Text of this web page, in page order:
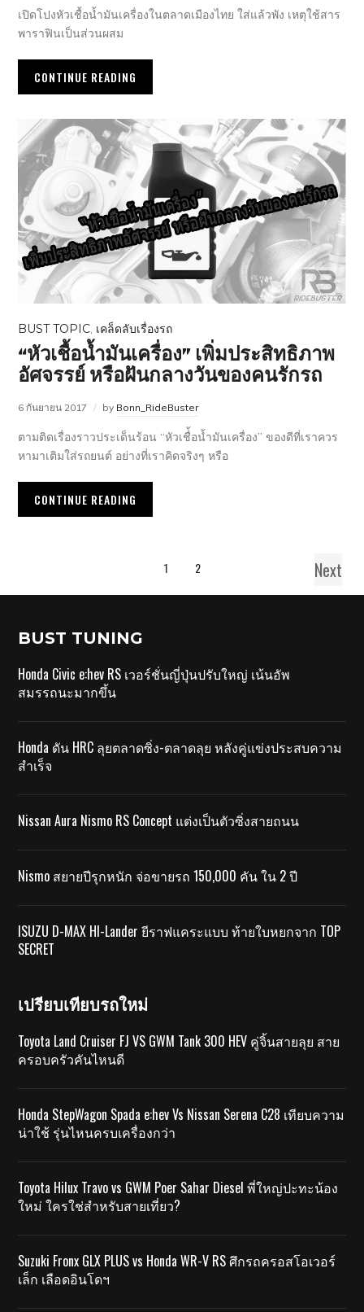
เปิดโปงหัวเชื้อน้ำมันเครื่องในตลาดเมืองไทย ใส่แล้วพัง เหตุใช้สาร
พาราฟินเป็นส่วนผสม
CONTINUE READING
BUST TOPIC, เคล็ดลับเรื่องรถ
“หัวเชื้อน้ำมันเครื่อง” เพิ่มประสิทธิภาพ
อัศจรรย์ หรือฝันกลางวันของคนรักรถ
6 กันยายน 2017 by Bonn_RideBuster
ตามติดเรื่องราวประเด็นร้อน “หัวเชื่้อน้ำมันเครื่อง” ของดีที่เราควร
หามาเติมใส่รถยนต์ อย่างที่เราคิดจริงๆ หรือ
CONTINUE READING
1 2 Next
BUST TUNING
Honda Civic e:hev RS เวอร์ชั่นญี่ปุ่นปรับใหญ่ เน้นอัพ
สมรรถนะมากขึ้น
Honda ดัน HRC ลุยตลาดซิ่ง-ตลาดลุย หลังคู่แข่งประสบความ
สำเร็จ
Nissan Aura Nismo RS Concept แต่งเป็นตัวซิ่งสายถนน
Nismo สยายปีรุกหนัก จ่อขายรถ 150,000 คัน ใน 2 ปี
ISUZU D-MAX HI-Lander ยีราฟแคระแบบ ท้ายใบหยกจาก TOP
SECRET
เปรียบเทียบรถใหม่
Toyota Land Cruiser FJ VS GWM Tank 300 HEV คู่จิ้นสายลุย สาย
ครอบครัวคันไหนดี
Honda StepWagon Spada e:hev Vs Nissan Serena C28 เทียบความ
น่าใช้ รุ่นไหนครบเครื่องกว่า
Toyota Hilux Travo vs GWM Poer Sahar Diesel พี่ใหญ่ปะทะน้อง
ใหม่ ใครใช่สำหรับสายเที่ยว?
Suzuki Fronx GLX PLUS vs Honda WR-V RS ศึกรถครอสโอเวอร์
เล็ก เลือดอินโดฯ